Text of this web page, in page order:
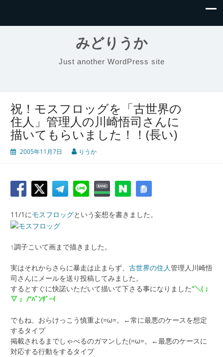
みどりうか
Just another WordPress site
祝！モスフロッグを「古世界の
住人」管理人の川崎悟司さんに
描いてもらいました！！(長い)
2005年11月7日 りうか
11/1にモスフロッグという妄想を書きました。
↑調子こいて画まで描きました。
実はそれからさらに暴走は止まらず、 古世界の住人管理人川崎悟
司さんにメールを送り投稿してみました。
するとすぐに快諾いただいて描いて下さる事になりました“＼(；
▽； /”ﾊﾞﾝｻﾞｰｲ
でもね、おらけっこう慎重よ(=ω=。←常に最悪のケースを想定
するタイプ
掲載されるまでしゃべるのガマンした(=ω=。←最悪のケースに
対応する行動をするタイプ